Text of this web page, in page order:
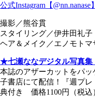
公式Instagram【@nn.nanase】
撮影／熊谷貫
スタイリング／伊井田礼子
ヘア＆メイク／エノモトマ
★七瀬ななデジタル写真集
本誌のアザーカットをパ
子書店にて配信！『週プ
典付き 価格1100円（税込